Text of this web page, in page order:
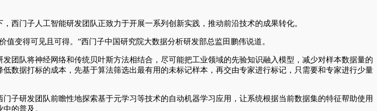
西门子人工智能研发团队正致力于开展一系列创新实践，推动前沿技术的成果转化。
变得可见且可得。”西门子中国研究院大数据分析研发部总监田鹏伟说道。
团队将神经网络和传统贝叶斯方法相结合，尽可能把工业领域的先验知识融入模型，减少对样本数据量的
数据打标的成本，先基于算法筛选出最有用的未标记样本，再交由专家进行标记，只需要和专家进行少量
子研发团队前瞻性地探索基于元学习等技术的自动机器学习应用，让系统根据当前数据集的特征帮助使用
的普及。